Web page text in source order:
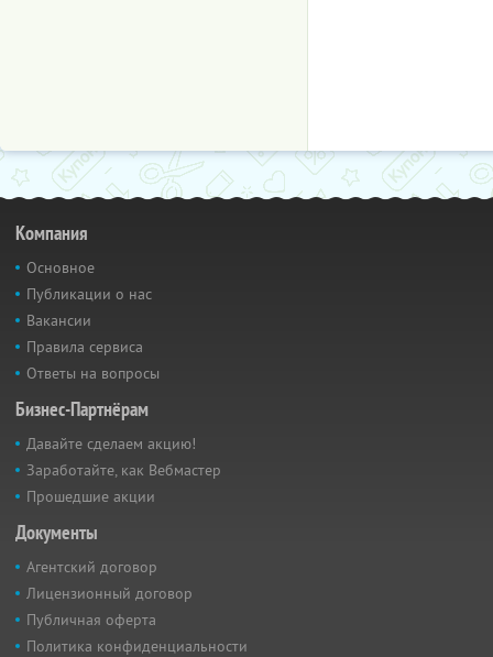
Компания
Основное
Публикации о нас
Вакансии
Правила сервиса
Ответы на вопросы
Бизнес-Партнёрам
Давайте сделаем акцию!
Заработайте, как Вебмастер
Прошедшие акции
Документы
Агентский договор
Лицензионный договор
Публичная оферта
Политика конфиденциальности